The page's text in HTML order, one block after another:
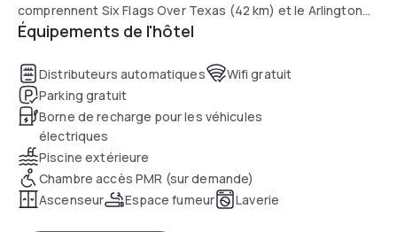
comprennent Six Flags Over Texas (42 km) et le Arlington
Museum of Art (40 km).
Équipements de l'hôtel
Distributeurs automatiques
Wifi gratuit
Parking gratuit
Borne de recharge pour les véhicules
électriques
Piscine extérieure
Chambre accès PMR (sur demande)
Ascenseur
Espace fumeur Laverie